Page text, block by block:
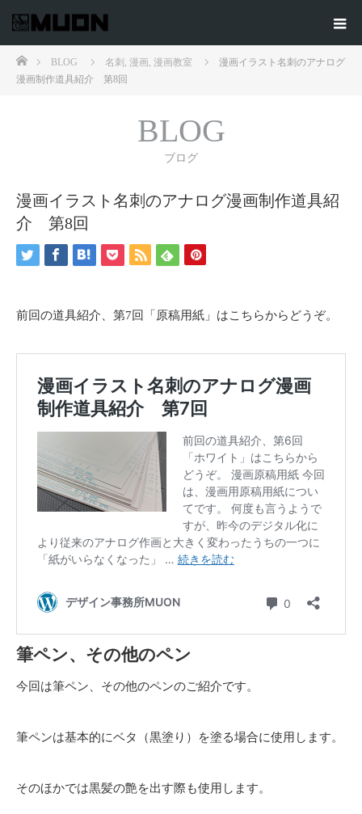
ホームBLOG 名刺 , 漫画, 漫画教室
漫画イラスト名刺のアナログ
漫画制作道具紹介 第8回
BLOG
ブログ
漫画イラスト名刺のアナログ漫画制作道具紹
介 第8回
前回の道具紹介、第7回「原稿用紙」はこちらからどうぞ。
筆ペン、その他のペン
今回は筆ペン、その他のペンのご紹介です。
筆ペンは基本的にベタ（黒塗り）を塗る場合に使用します。
そのほかでは黒髪の艶を出す際も使用します。